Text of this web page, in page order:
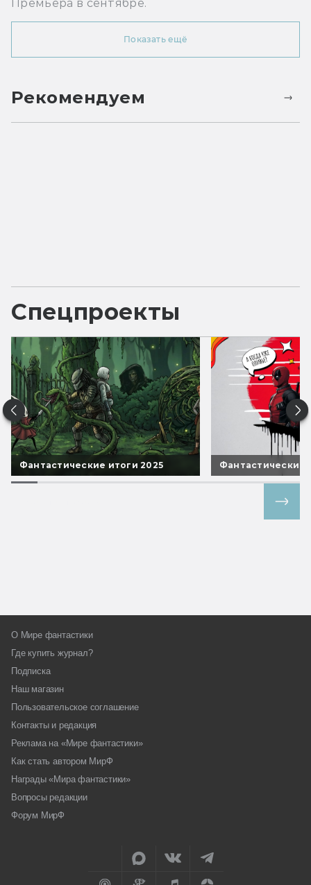
Премьера в сентябре.
Показать ещё
Рекомендуем
Спецпроекты
Фантастические итоги 2025 Фантастические
О Мире фантастики
Где купить журнал?
Подписка
Наш магазин
Пользовательское соглашение
Контакты и редакция
Реклама на «Мире фантастики»
Как стать автором МирФ
Награды «Мира фантастики»
Вопросы редакции
Форум МирФ